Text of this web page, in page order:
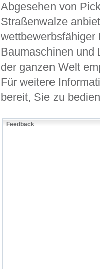
Abgesehen von
Straßenwalze
wettbewerbsfähiger
Baumaschinen und
der ganzen Welt
Für weitere
bereit, Sie zu
Feedback